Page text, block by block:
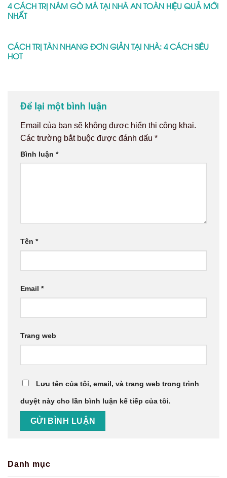
4 CÁCH TRỊ NÁM GÒ MÁ TẠI NHÀ AN TOÀN HIỆU QUẢ MỚI
NHẤT
CÁCH TRỊ TÀN NHANG ĐƠN GIẢN TẠI NHÀ: 4 CÁCH SIÊU
HOT
Để lại một bình luận
Email của bạn sẽ không được hiển thị công khai.
Các trường bắt buộc được đánh dấu *
Bình luận *
Tên *
Email *
Trang web
Lưu tên của tôi, email, và trang web trong trình
duyệt này cho lần bình luận kế tiếp của tôi.
Danh mục